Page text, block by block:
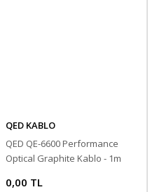
QED KABLO
QED QE-6600 Performance
Optical Graphite Kablo - 1m
0,00 TL